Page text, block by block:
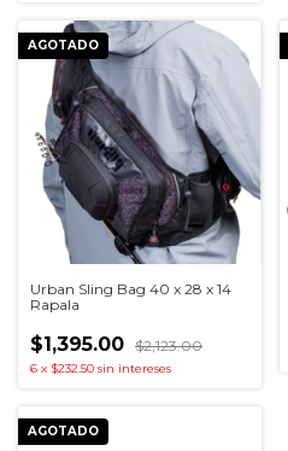
AGOTADO
Urban Sling Bag 40 x 28 x 14
Rapala
$1,395.00 $2,123.00
6 x $232.50 sin intereses
AGOTADO